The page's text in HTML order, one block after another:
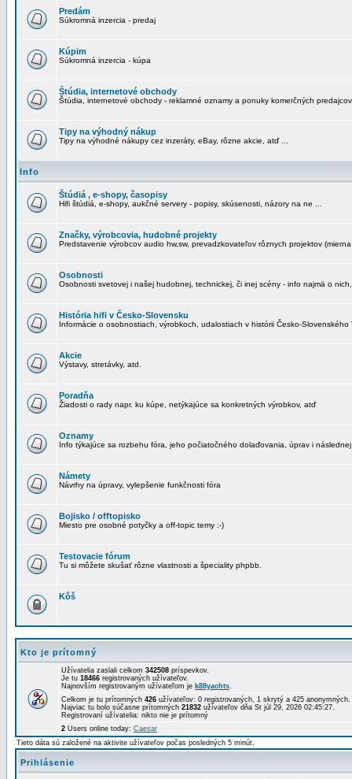
Predám
Súkromná inzercia - predaj
Kúpim
Súkromná inzercia - kúpa
Štúdia, internetové obchody
Štúdia, internetové obchody - reklamné oznamy a ponuky komerčných predajcov
Tipy na výhodný nákup
Tipy na výhodné nákupy cez inzeráty, eBay, rôzne akcie, atď ...
Info
Štúdiá , e-shopy, časopisy
Hifi štúdiá, e-shopy, aukčné servery - popisy, skúsenosti, názory na ne ...
Značky, výrobcovia, hudobné projekty
Predstavenie výrobcov audio hw,sw, prevadzkovateľov rôznych projektov
Osobnosti
Osobnosti svetovej i našej hudobnej, technickej, či inej scény - info najmä o
História hifi v Česko-Slovensku
Informácie o osobnostiach, výrobkoch, udalostiach v histórii Česko-Slovenského
Akcie
Výstavy, stretávky, atd.
Poradňa
Žiadosti o rady napr. ku kúpe, netýkajúce sa konkretných výrobkov, atď
Oznamy
Info týkajúce sa rozbehu fóra, jeho počiatočného dolaďovania, úprav i
Námety
Návrhy na úpravy, vylepšenie funkčnosti fóra
Bojisko / offtopisko
Miesto pre osobné potyčky a off-topic temy :-)
Testovacie fórum
Tu si môžete skušať rôzne vlastnosti a špeciality phpbb.
Kôš
Kto je prítomný
Užívatelia zaslali celkom 342508 príspevkov.
Je tu 18466 registrovaných užívateľov.
Najnovším registrovaným užívateľom je k88yachts.
Celkom je tu prítomných 426 užívateľov: 0 registrovaných, 1 skrytý a 425
Najviac tu bolo súčasne prítomných 21832 užívateľov dňa St júl 29, 2026 02:45:27.
Registrovaní užívatelia: nikto nie je prítomný
2 Users online today: Caesar
Tieto dáta sú založené na aktivite užívateľov počas posledných 5 minút.
Prihlásenie